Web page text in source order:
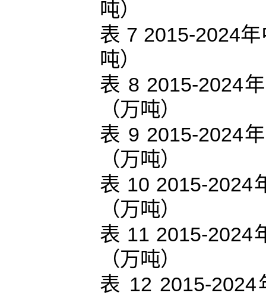
吨）
表 7 2015-2024
吨）
表 8 2015-2024
（万吨）
表 9 2015-2024
（万吨）
表 10 2015-2024
（万吨）
表 11 2015-2024
（万吨）
表 12 2015-